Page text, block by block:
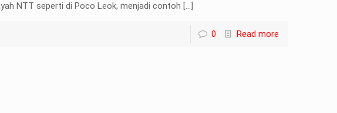
NTT seperti di Poco Leok, menjadi contoh […]
0 Read more